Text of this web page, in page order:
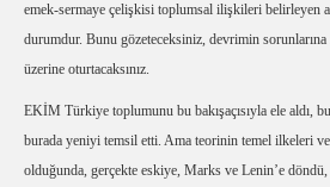
emek-sermaye çelişkisi toplumsal ilişkileri belirleyen
durumdur. Bunu gözeteceksiniz, devrimin
üzerine oturtacaksınız.
EKİM Türkiye toplumunu bu bakışaçısıyla ele aldı,
burada yeniyi temsil etti. Ama teorinin temel ilkeleri
olduğunda, gerçekte eskiye, Marks ve Lenin’e